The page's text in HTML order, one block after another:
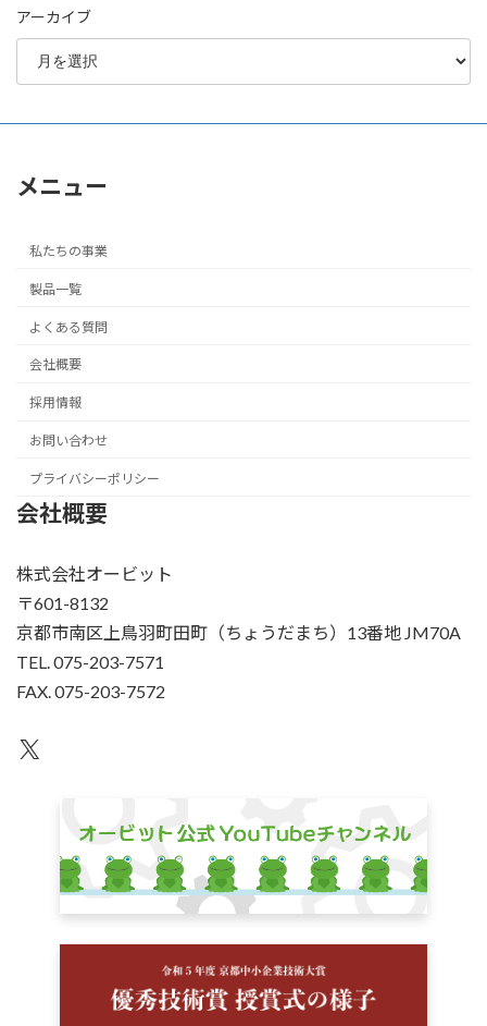
アーカイブ
メニュー
私たちの事業
製品一覧
よくある質問
会社概要
採用情報
お問い合わせ
プライバシーポリシー
会社概要
株式会社オービット
〒601-8132
京都市南区上鳥羽町田町（ちょうだまち）13番地 JM70A
TEL. 075-203-7571
FAX. 075-203-7572
X